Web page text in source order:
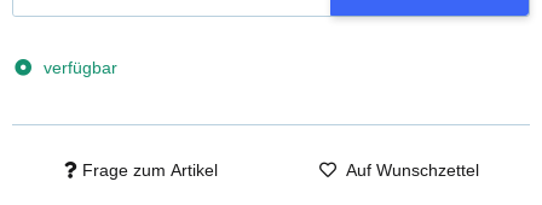
verfügbar
Frage zum Artikel Auf Wunschzettel